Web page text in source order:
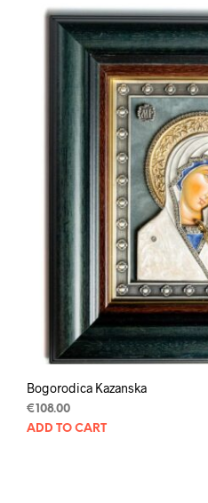
Bogorodica Kazanska
€108.00
ADD TO CART